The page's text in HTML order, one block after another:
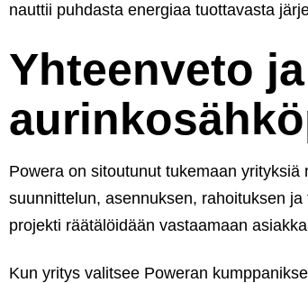
nauttii puhdasta energiaa tuottavasta
Yhteenveto
Powera on sitoutunut tukemaan
suunnittelun, asennuksen, rahoituksen
projekti räätälöidään vastaamaan
Kun yritys valitsee Poweran